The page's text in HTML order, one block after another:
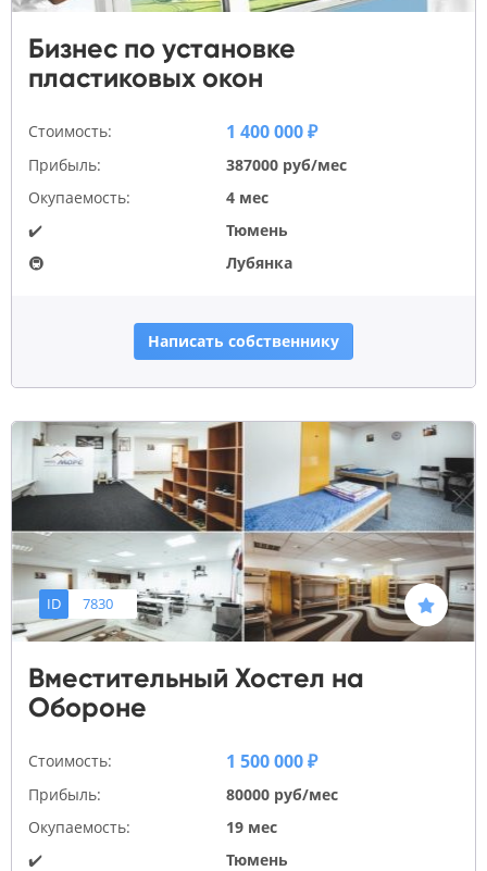
Бизнес по установке
пластиковых окон
Стоимость: 1 400 000 ₽
Прибыль:
387000 руб/мес
Окупаемость:
4 мес
✔️
Тюмень
🚇
Лубянка
Написать собственнику
ID 7830
Вместительный Хостел на
Обороне
Стоимость: 1 500 000 ₽
Прибыль:
80000 руб/мес
Окупаемость:
19 мес
✔️
Тюмень